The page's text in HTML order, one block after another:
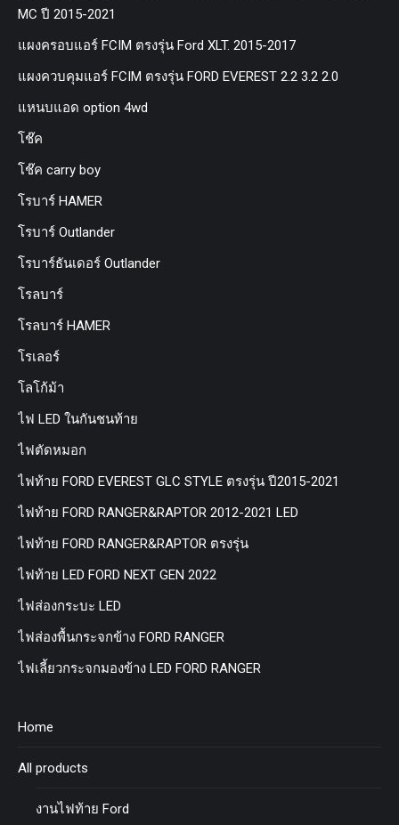
MC ปี 2015-2021
แผงครอบแอร์ FCIM ตรงรุ่น Ford XLT. 2015-2017
แผงควบคุมแอร์ FCIM ตรงรุ่น FORD EVEREST 2.2 3.2 2.0
แหนบแอด option 4wd
โช๊ค
โช๊ค carry boy
โรบาร์ HAMER
โรบาร์ Outlander
โรบาร์ธันเดอร์ Outlander
โรลบาร์
โรลบาร์ HAMER
โรเลอร์
โลโก้ม้า
ไฟ LED ในกันชนท้าย
ไฟตัดหมอก
ไฟท้าย FORD EVEREST GLC STYLE ตรงรุ่น ปี2015-2021
ไฟท้าย FORD RANGER&RAPTOR 2012-2021 LED
ไฟท้าย FORD RANGER&RAPTOR ตรงรุ่น
ไฟท้าย LED FORD NEXT GEN 2022
ไฟส่องกระบะ LED
ไฟส่องพื้นกระจกข้าง FORD RANGER
ไฟเลี้ยวกระจกมองข้าง LED FORD RANGER
Home
All products
งานไฟท้าย Ford